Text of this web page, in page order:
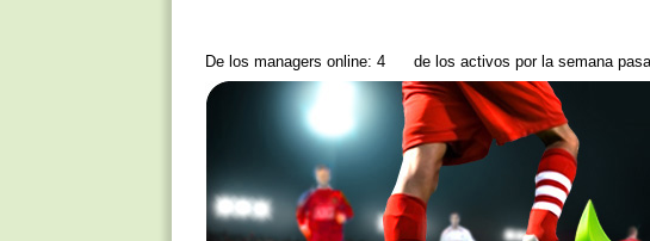
De los managers online: 4
de los activos por la semana